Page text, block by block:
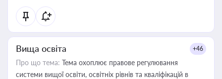
Вища освіта +46
Про що тема: Тема охоплює правове регулювання
системи вищої освіти, освітніх рівнів та кваліфікацій в